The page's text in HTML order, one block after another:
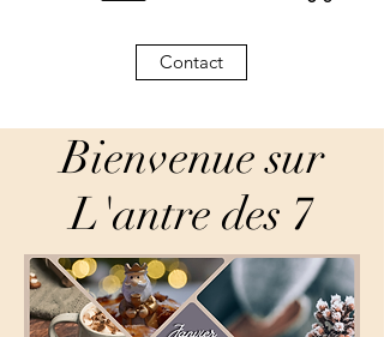
Contact
Bienvenue sur
L'antre des 7